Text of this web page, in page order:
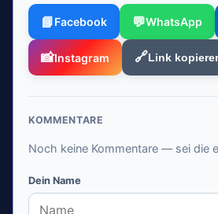
📘Facebook 💬WhatsApp
📸Instagram 🔗Link
KOMMENTARE
Noch keine Kommentare — sei die
Dein Name